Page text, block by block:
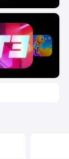
值得一提的
上好友共同修
以加入仙盟，
之间可以互相
耗时较少，平
班、上学的玩
非常友好，感
推荐的方法，